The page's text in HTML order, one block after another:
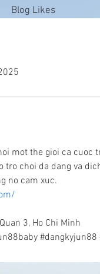
mot the gioi ca
tro choi da dang va
no cam xuc.
3, Ho Chi Minh
Blog Likes